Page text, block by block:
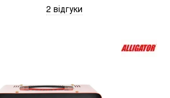
2 відгуки